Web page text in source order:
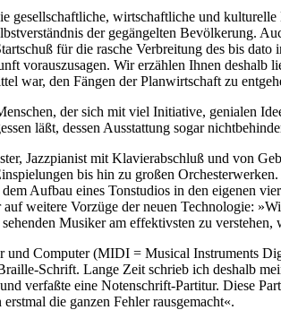
gesellschaftliche, wirtschaftliche und
der gegängelten Bevölkerung.
für die rasche Verbreitung des bis
vorauszusagen. Wir erzählen Ihnen deshalb
war, den Fängen der Planwirtschaft zu
der sich mit viel Initiative, genialen
läßt, dessen Ausstattung sogar
Jazzpianist mit Klavierabschluß und von
bis hin zu großen
dem Aufbau eines Tonstudios in den
weitere Vorzüge der neuen Technologie:
Musiker am effektivsten zu verstehen,
Computer (MIDI = Musical Instruments
Schrift. Lange Zeit schrieb ich deshalb
verfaßte eine Notenschrift-Partitur. Diese
die ganzen Fehler rausgemacht«.